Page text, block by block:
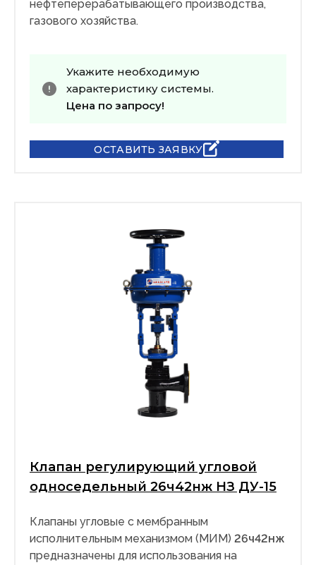
нефтеперерабатывающего производства,
газового хозяйства.
Укажите необходимую
характеристику системы.
Цена по запросу!
ОСТАВИТЬ ЗАЯВКУ
Клапан регулирующий угловой
односедельный 26ч42нж НЗ ДУ-15
Клапаны угловые с мембранным
исполнительным механизмом (МИМ) 26ч42нж
предназначены для использования на